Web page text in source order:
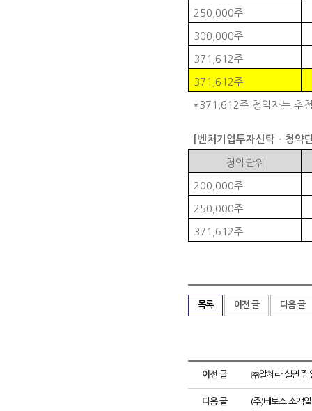
250,000주
300,000주
371,612주
371,612주
*371,612주 청약자는 추
벤처기업투자신탁- 청약
청약단위
200,000주
250,000주
371,612주
목록 이전 글 다음 글
이전 글 ㈜알체라 실권주
다음 글 (주)테토스 소액